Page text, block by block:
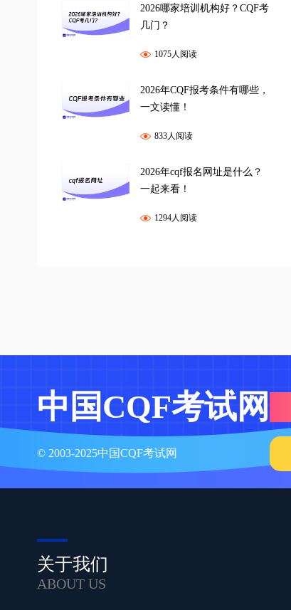
2026哪家培训机构好？CQF考
几门？
1075人阅读
2026年CQF报考条件有哪些，
一文读懂！
833人阅读
2026年cqf报名网址是什么？
一起来看！
1294人阅读
中国CQF考试网
© 2003-2025中国CQF考试网
关于我们
ABOUT US